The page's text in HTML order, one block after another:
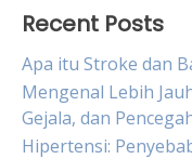
Recent Posts
Apa itu Stroke dan
Mengenal Lebih
Gejala, dan
Hipertensi: